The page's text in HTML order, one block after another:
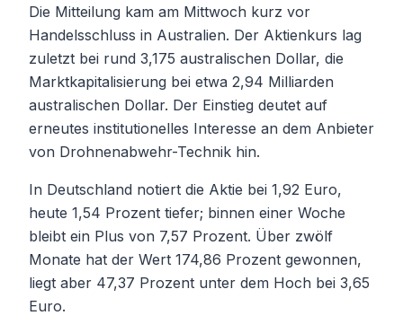
Die Mitteilung kam am Mittwoch kurz vor
Handelsschluss in Australien. Der Aktienkurs lag
zuletzt bei rund 3,175 australischen Dollar, die
Marktkapitalisierung bei etwa 2,94 Milliarden
australischen Dollar. Der Einstieg deutet auf
erneutes institutionelles Interesse an dem Anbieter
von Drohnenabwehr-Technik hin.
In Deutschland notiert die Aktie bei 1,92 Euro,
heute 1,54 Prozent tiefer; binnen einer Woche
bleibt ein Plus von 7,57 Prozent. Über zwölf
Monate hat der Wert 174,86 Prozent gewonnen,
liegt aber 47,37 Prozent unter dem Hoch bei 3,65
Euro.